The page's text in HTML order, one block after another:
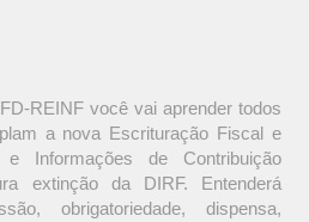
REINF você vai aprender todos
a nova Escrituração Fiscal e
Informações de Contribuição
extinção da DIRF. Entenderá
obrigatoriedade, dispensa,